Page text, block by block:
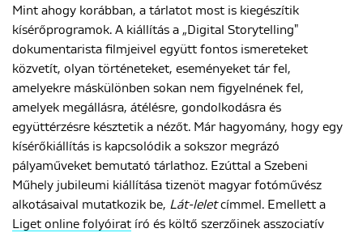
Mint ahogy korábban, a tárlatot most is kiegészítik
kísérőprogramok. A kiállítás a „Digital Storytelling"
dokumentarista filmjeivel együtt fontos ismereteket
közvetít, olyan történeteket, eseményeket tár fel,
amelyekre máskülönben sokan nem figyelnének fel,
amelyek megállásra, átélésre, gondolkodásra és
együttérzésre késztetik a nézőt. Már hagyomány, hogy egy
kísérőkiállítás is kapcsolódik a sokszor megrázó
pályaműveket bemutató tárlathoz. Ezúttal a Szebeni
Műhely jubileumi kiállítása tizenöt magyar fotóművész
alkotásaival mutatkozik be, Lát-leletcímmel. Emellett a
Liget online folyóirat író és költő szerzőinek asszociatív